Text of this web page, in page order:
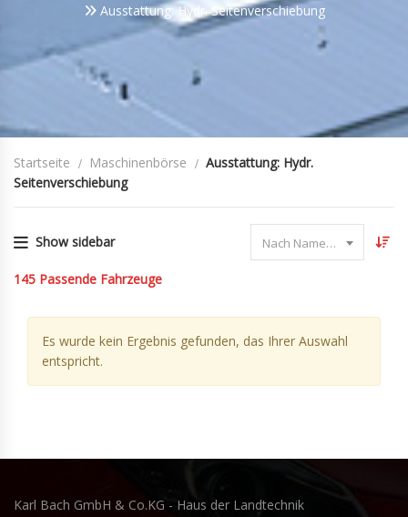
Ausstattung: Hydr. Seitenverschiebung
Startseite Maschinenbörse
Ausstattung: Hydr.
Seitenverschiebung
Show sidebar Nach Name sortieren
145 Passende Fahrzeuge
Es wurde kein Ergebnis gefunden, das Ihrer Auswahl
entspricht.
Karl Bach GmbH & Co.KG - Haus der Landtechnik